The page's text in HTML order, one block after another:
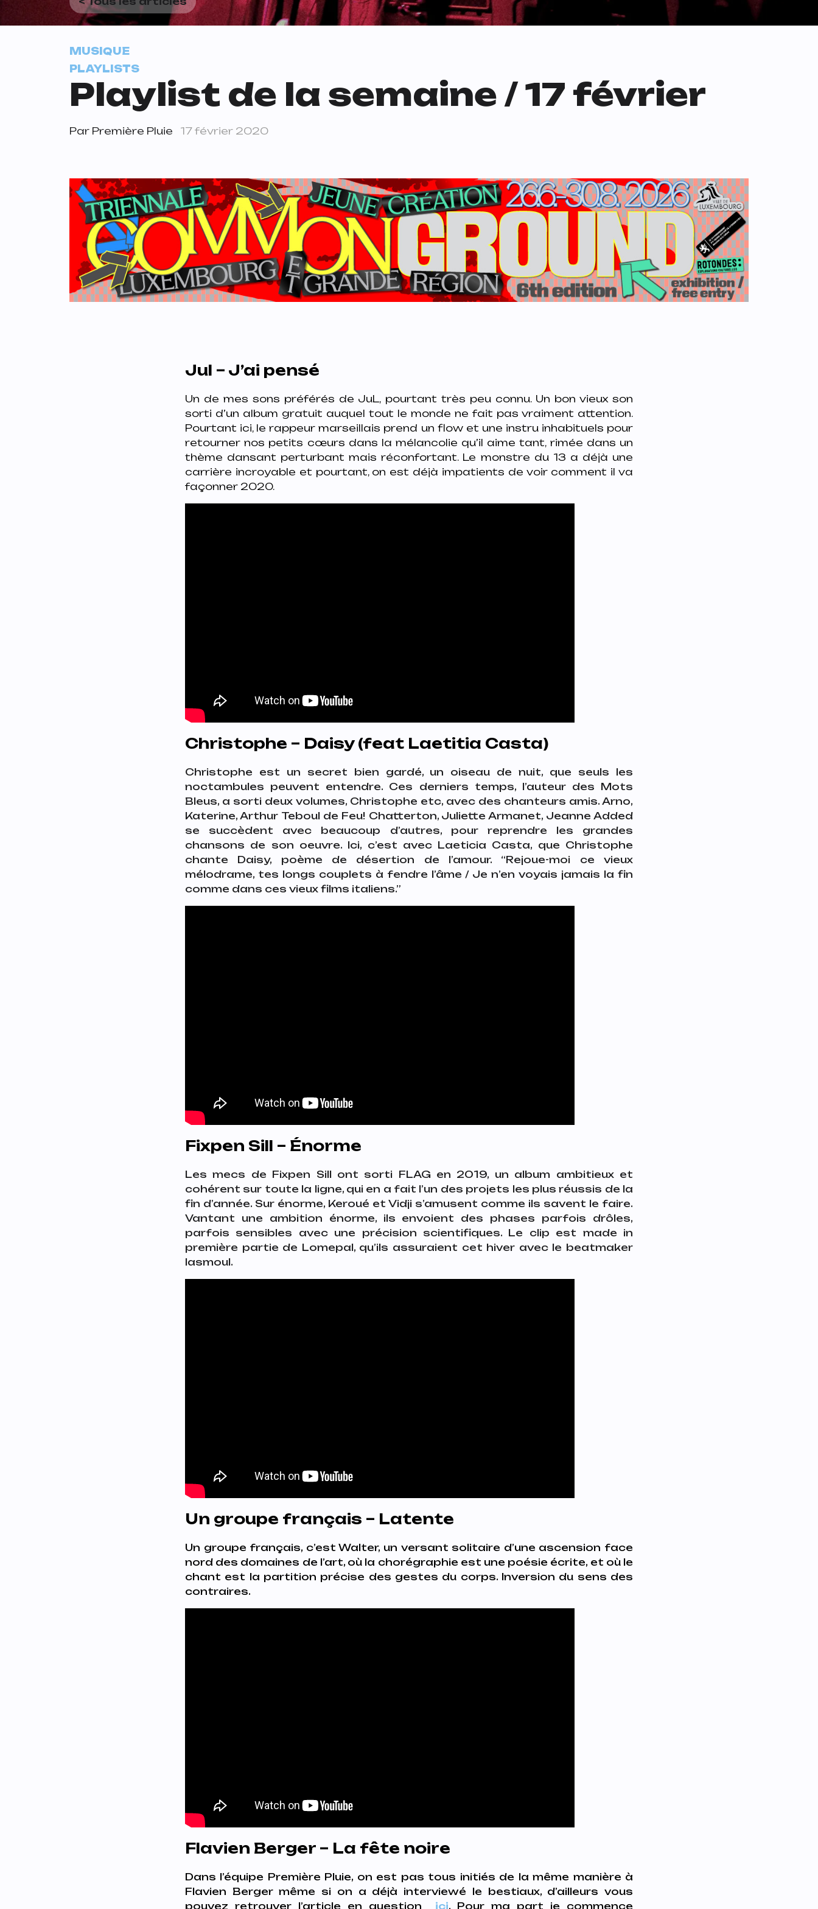
MUSIQUE
PLAYLISTS
Playlist de la semaine / 17 février
Par Première Pluie 17 février 2020
Jul – J’ai pensé
Un de mes sons préférés de JuL, pourtant très peu connu. Un bon vieux son
sorti d’un album gratuit auquel tout le monde ne fait pas vraiment attention.
Pourtant ici, le rappeur marseillais prend un flow et une instru inhabituels pour
retourner nos petits cœurs dans la mélancolie qu’il aime tant, rimée dans un
thème dansant perturbant mais réconfortant. Le monstre du 13 a déjà une
carrière incroyable et pourtant, on est déjà impatients de voir comment il va
façonner 2020.
Christophe – Daisy (feat Laetitia Casta)
Christophe est un secret bien gardé, un oiseau de nuit, que seuls les
noctambules peuvent entendre. Ces derniers temps, l’auteur des Mots
Bleus, a sorti deux volumes, Christophe etc, avec des chanteurs amis. Arno,
Katerine, Arthur Teboul de Feu! Chatterton, Juliette Armanet, Jeanne Added
se succèdent avec beaucoup d’autres, pour reprendre les grandes
chansons de son oeuvre. Ici, c’est avec Laeticia Casta, que Christophe
chante Daisy, poème de désertion de l’amour. “Rejoue-moi ce vieux
mélodrame, tes longs couplets à fendre l’âme / Je n’en voyais jamais la fin
comme dans ces vieux films italiens.”
Fixpen Sill – Énorme
Les mecs de Fixpen Sill ont sorti FLAGen 2019, un album ambitieux et
cohérent sur toute la ligne, qui en a fait l’un des projets les plus réussis de la
fin d’année. Sur énorme, Keroué et Vidji s’amusent comme ils savent le faire.
Vantant une ambition énorme, ils envoient des phases parfois drôles,
parfois sensibles avec une précision scientifiques. Le clip est made in
première partie de Lomepal, qu’ils assuraient cet hiver avec le beatmaker
lasmoul.
Un groupe français – Latente
Un groupe français, c’est Walter, un versant solitaire d’une ascension face
nord des domaines de l’art, où la chorégraphie est une poésie écrite, et où le
chant est la partition précise des gestes du corps. Inversion du sens des
contraires.
Flavien Berger – La fête noire
Dans l’équipe Première Pluie, on est pas tous initiés de la même manière à
Flavien Berger même si on a déjà interviewé le bestiaux, d’ailleurs vous
pouvez retrouver l’article en question ici. Pour ma part je commence